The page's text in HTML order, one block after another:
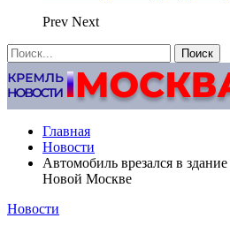
Prev Next
Главная
Новости
Автомобиль врезался в
Новой Москве
Новости